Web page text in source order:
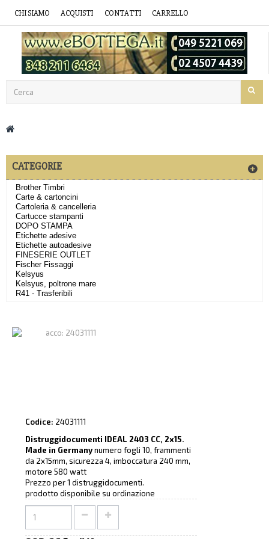
CHI SIAMO ACQUISTI CONTATTI CARRELLO
CATEGORIE
Brother Timbri
Carte & cartoncini
Cartoleria & cancelleria
Cartucce stampanti
DOPO STAMPA
Etichette adesive
Etichette autoadesive
FINESERIE OUTLET
Fischer Fissaggi
Kelsyus
Kelsyus, poltrone mare
R41 - Trasferibili
Codice: 24031111
Distruggidocumenti IDEAL 2403 CC, 2x15.
Made in Germanynumero fogli 10, frammenti
da 2x15mm, sicurezza 4, imboccatura 240 mm,
motore 580 watt
Prezzo per 1 distruggidocumenti.
prodotto disponibile su ordinazione